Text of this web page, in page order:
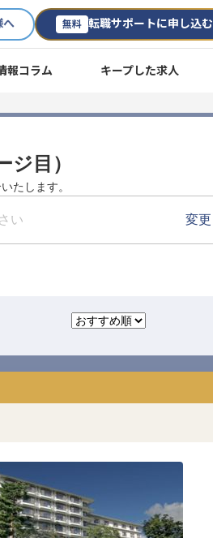
へ 無料 転職サポートに申し込む
報コラム キープした求人
目）
たします。
い 変更